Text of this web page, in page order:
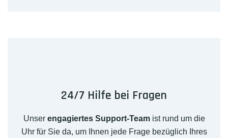
24/7 Hilfe bei Fragen
Unser engagiertes Support-Teamist rund um die
Uhr für Sie da, um Ihnen jede Frage bezüglich Ihres